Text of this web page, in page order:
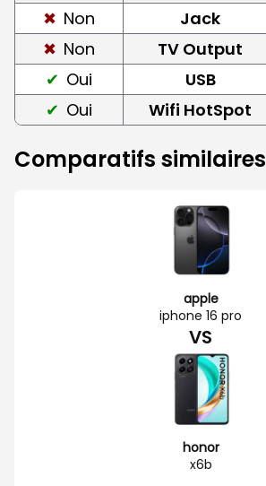
Non
Jack
Non
TV Output
Oui
USB
Oui
Wifi HotSpot
Comparatifs similaires
apple
iphone 16 pro
VS
honor
x6b